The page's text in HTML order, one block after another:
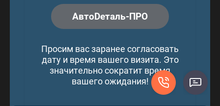
АвтоDеталь-ПРО
Просим вас заранее согласовать
дату и время вашего визита. Это
значительно сократит время
вашего ожидания!